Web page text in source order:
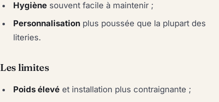
Hygiène souvent facile à maintenir ;
Personnalisation plus poussée que la plupart des
literies.
Les limites
Poids élevé et installation plus contraignante ;